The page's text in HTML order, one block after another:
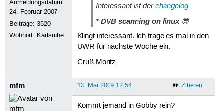
Anmeldungsdatum:
24. Februar 2007
Beiträge:3520
Wohnort: Karlsruhe
Interessant ist derchangelog
* DVB scanning on linux😎
Klingt interessant. Ich trage es mal in den
UWR für nächste Woche ein.
Gruß Moritz
mfm Zitieren
13. Mai 2009 12:54
Kommt jemand in Gobby rein?